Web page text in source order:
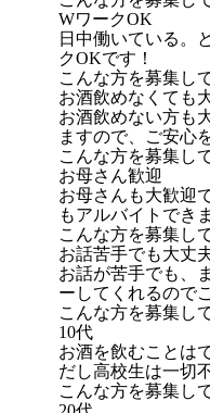
WワークOK
日中働いている。
クOKです！
こんな方を募集し
お酒飲めなくても
お酒飲めない方も
ますので、ご安心
こんな方を募集し
お母さん歓迎
お母さんも大歓迎
もアルバイトでき
こんな方を募集し
お話苦手でも大丈
お話が苦手でも、
ーしてくれるので
こんな方を募集し
10代
お酒を飲むことは
だし高校生は一切
こんな方を募集し